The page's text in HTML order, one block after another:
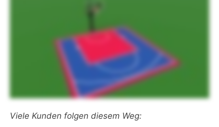
Viele Kunden folgen diesem Weg: